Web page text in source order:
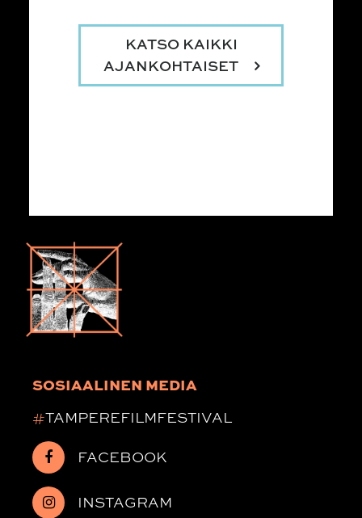
KATSO KAIKKI
AJANKOHTAISET
SOSIAALINEN MEDIA
#TAMPEREFILMFESTIVAL
FACEBOOK
INSTAGRAM